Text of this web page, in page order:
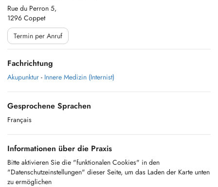
Rue du Perron 5,
1296 Coppet
Termin per Anruf
Fachrichtung
Akupunktur - Innere Medizin (Internist)
Gesprochene Sprachen
Français
Informationen über die Praxis
Bitte aktivieren Sie die "funktionalen Cookies" in den
"Datenschutzeinstellungen" dieser Seite, um das Laden der Karte unten
zu ermöglichen